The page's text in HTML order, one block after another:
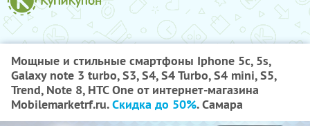
Мощные и стильные смартфоны Iphone 5c, 5s,
Galaxy note 3 turbo, S3, S4, S4 Turbo, S4 mini, S5,
Trend, Note 8, HTC One от интернет-магазина
Mobilemarketrf.ru.Скидка до 50%. Самара